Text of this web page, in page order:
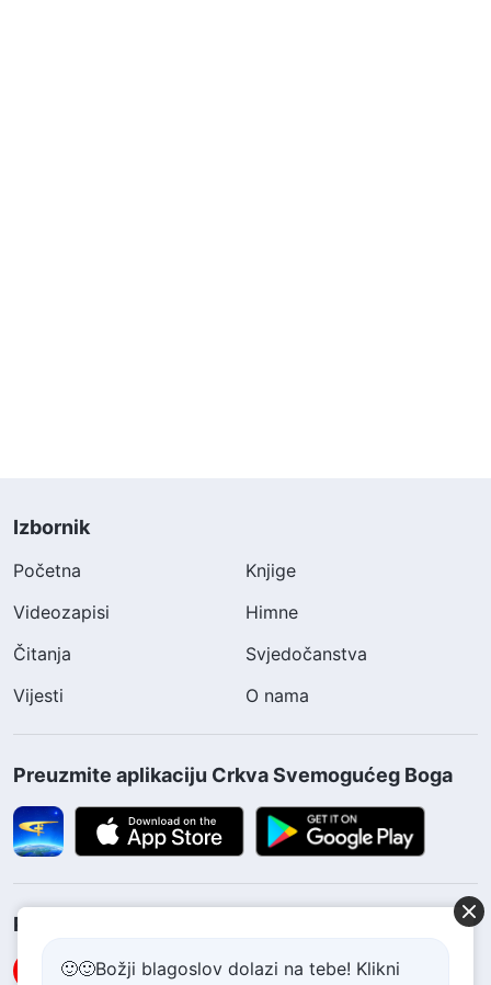
Izbornik
Početna
Knjige
Videozapisi
Himne
Čitanja
Svjedočanstva
Vijesti
O nama
Preuzmite aplikaciju Crkva Svemogućeg Boga
Pratite nas
🙂🙂Božji blagoslov dolazi na tebe! Klikni